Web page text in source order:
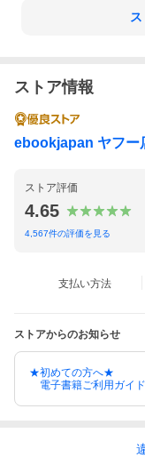
ストア情報
ebookjapan ヤフー
ストア評価
4.65
4,567件の評価を見る
支払い方法
ストアからのお知らせ
★初めての方へ★
電子書籍ご利用ガイド